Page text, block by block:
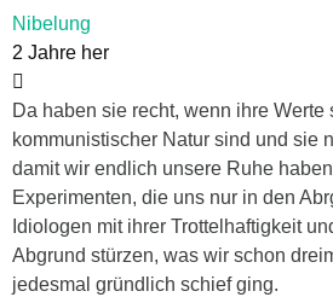
Nibelung
2 Jahre her
Da haben sie recht, wenn ihre
kommunistischer Natur sind und sie
damit wir endlich unsere Ruhe
Experimenten, die uns nur in den
Idiologen mit ihrer Trottelhaftigkeit
Abgrund stürzen, was wir schon
jedesmal gründlich schief ging.